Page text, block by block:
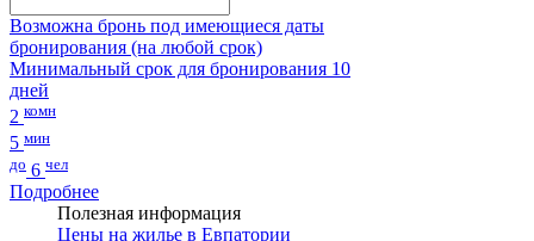
Возможна бронь под имеющиеся даты
бронирования (на любой срок)
Минимальный срок для бронирования 10
дней
2 комн
5 мин
до 6 чел
Подробнее
Полезная информация
Цены на жилье в Евпатории